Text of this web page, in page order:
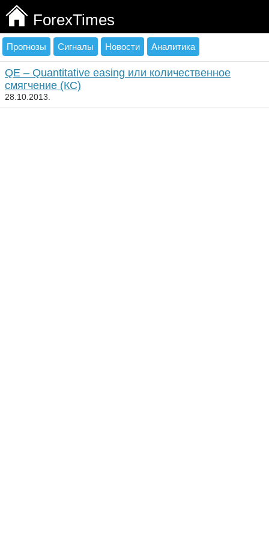
ForexTimes
Прогнозы Сигналы Новости Аналитика
QE – Quantitative easing или количественное
смягчение (КС)
28.10.2013.